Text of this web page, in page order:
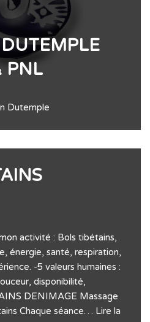
PNL
Dutemple
activité : Bols tibétains,
énergie, santé, respiration,
-5 valeurs humaines :
disponibilité,
DENIMAGE Massage
Chaque séance… Lire la